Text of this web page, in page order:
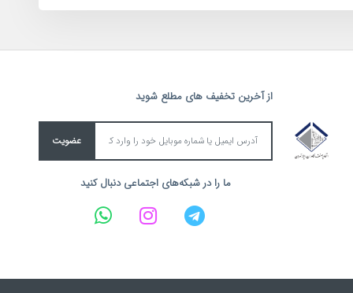
از آخرین تخفیف های مطلع شوید
عضویت
ما را در شبکه‌های اجتماعی دنبال کنید